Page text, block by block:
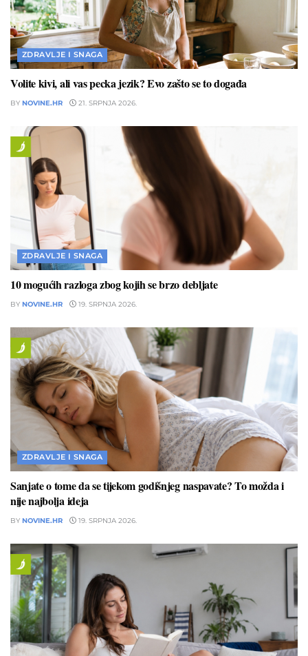
ZDRAVLJE I SNAGA
Volite kivi, ali vas pecka jezik? Evo zašto se to događa
BY NOVINE.HR 21. SRPNJA 2026.
ZDRAVLJE I SNAGA
10 mogućih razloga zbog kojih se brzo debljate
BY NOVINE.HR 19. SRPNJA 2026.
ZDRAVLJE I SNAGA
Sanjate o tome da se tijekom godišnjeg naspavate? To možda i
nije najbolja ideja
BY NOVINE.HR 19. SRPNJA 2026.